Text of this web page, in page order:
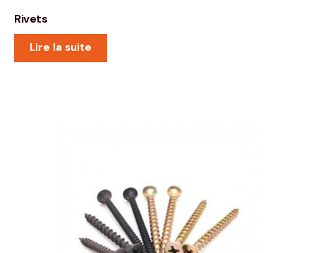
Rivets
Lire la suite